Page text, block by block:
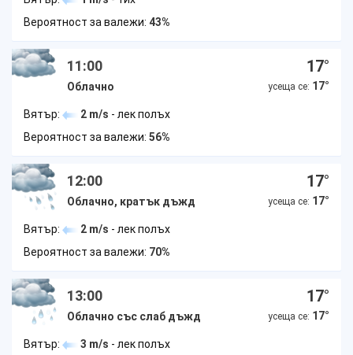
Вероятност за валежи: 43%
11:00
Облачно
17°
усеща се: 17°
Вятър: 2 m/s - лек полъх
Вероятност за валежи: 56%
12:00
Облачно, кратък дъжд
17°
усеща се: 17°
Вятър: 2 m/s - лек полъх
Вероятност за валежи: 70%
13:00
Облачно със слаб дъжд
17°
усеща се: 17°
Вятър: 3 m/s - лек полъх